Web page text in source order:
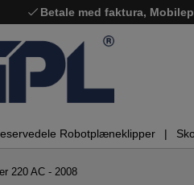
Betale med faktura,
Robotplæneklipper
220 AC - 2008